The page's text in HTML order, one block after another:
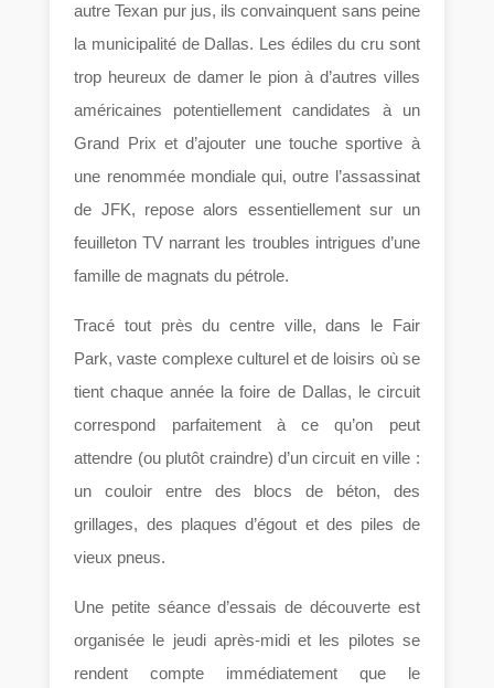
autre Texan pur jus, ils convainquent sans peine
la municipalité de Dallas. Les édiles du cru sont
trop heureux de damer le pion à d’autres villes
américaines potentiellement candidates à un
Grand Prix et d’ajouter une touche sportive à
une renommée mondiale qui, outre l’assassinat
de JFK, repose alors essentiellement sur un
feuilleton TV narrant les troubles intrigues d’une
famille de magnats du pétrole.
Tracé tout près du centre ville, dans le Fair
Park, vaste complexe culturel et de loisirs où se
tient chaque année la foire de Dallas, le circuit
correspond parfaitement à ce qu’on peut
attendre (ou plutôt craindre) d’un circuit en ville :
un couloir entre des blocs de béton, des
grillages, des plaques d’égout et des piles de
vieux pneus.
Une petite séance d’essais de découverte est
organisée le jeudi après-midi et les pilotes se
rendent compte immédiatement que le